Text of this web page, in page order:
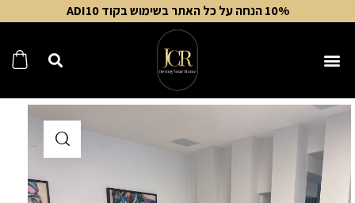
10% הנחה על כל האתר בשימוש בקוד ADI10